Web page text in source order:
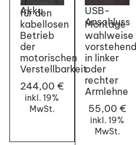
Akku
für den
kabellosen
Betrieb
der
motorischen
Verstellbarkeit
244,00 €
inkl. 19%
MwSt.
USB-
Anschluss
Montage
wahlweise
vorstehend
in linker
oder
rechter
Armlehne
55,00 €
inkl. 19%
MwSt.